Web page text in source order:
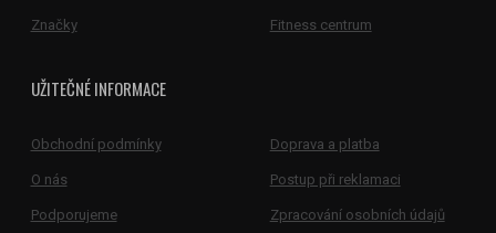
Značky Fitness centrum
UŽITEČNÉ INFORMACE
Obchodní podmínky Doprava a platba
O nás Postup při reklamaci
Podporujeme Zpracování osobních údajů